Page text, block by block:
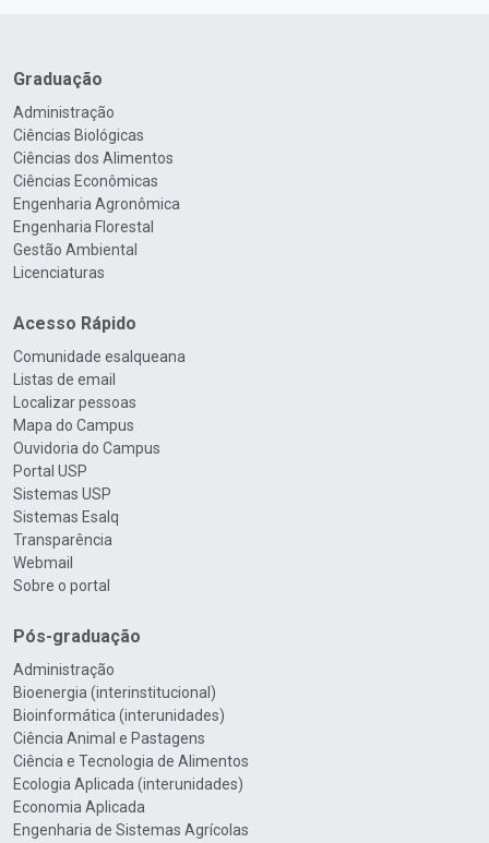
Graduação
Administração
Ciências Biológicas
Ciências dos Alimentos
Ciências Econômicas
Engenharia Agronômica
Engenharia Florestal
Gestão Ambiental
Licenciaturas
Acesso Rápido
Comunidade esalqueana
Listas de email
Localizar pessoas
Mapa do Campus
Ouvidoria do Campus
Portal USP
Sistemas USP
Sistemas Esalq
Transparência
Webmail
Sobre o portal
Pós-graduação
Administração
Bioenergia (interinstitucional)
Bioinformática (interunidades)
Ciência Animal e Pastagens
Ciência e Tecnologia de Alimentos
Ecologia Aplicada (interunidades)
Economia Aplicada
Engenharia de Sistemas Agrícolas